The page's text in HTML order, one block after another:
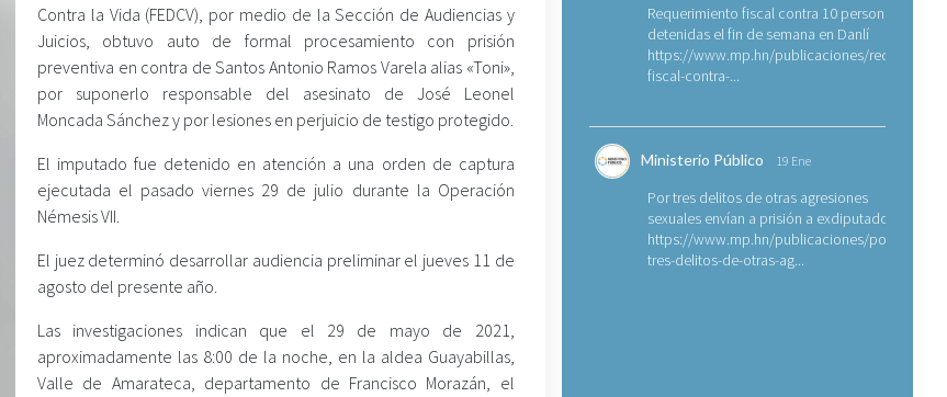
Contra la Vida (FEDCV), por medio de la Sección de Audiencias y
Juicios, obtuvo auto de formal procesamiento con prisión
preventiva en contra de Santos Antonio Ramos Varela alias «Toni»,
por suponerlo responsable del asesinato de José Leonel
Moncada Sánchez y por lesiones en perjuicio de testigo protegido.
El imputado fue detenido en atención a una orden de captura
ejecutada el pasado viernes 29 de julio durante la Operación
Némesis VII.
El juez determinó desarrollar audiencia preliminar el jueves 11 de
agosto del presente año.
Las investigaciones indican que el 29 de mayo de 2021,
aproximadamente las 8:00 de la noche, en la aldea Guayabillas,
Valle de Amarateca, departamento de Francisco Morazán, el
Requerimiento fiscal contra 10 personas
detenidas el fin de semana en Danlí
https://www.mp.hn/publicaciones/
fiscal-contra-...
Ministerio Público 19 Ene
Por tres delitos de otras agresiones
sexuales envían a prisión a exdiputado
https://www.mp.hn/publicaciones/por-
tres-delitos-de-otras-ag...